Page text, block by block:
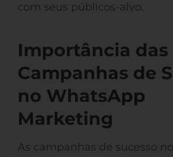
com seus públicos-alvo.
Importância das
Campanhas de
no WhatsApp
Marketing
As campanhas de sucesso no